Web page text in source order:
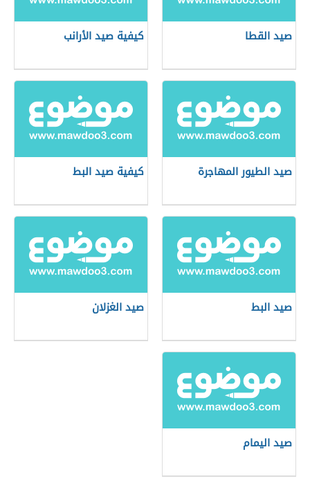
صيد القطا كيفية صيد الأرانب
صيد الطيور المهاجرة كيفية صيد البط
صيد البط صيد الغزلان
صيد اليمام